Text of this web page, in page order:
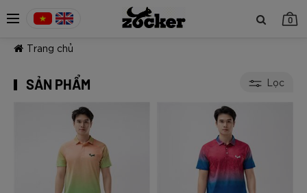
0
TIẾP TỤC MUA HÀNG
Trang chủ
SẢN PHẨM Lọc